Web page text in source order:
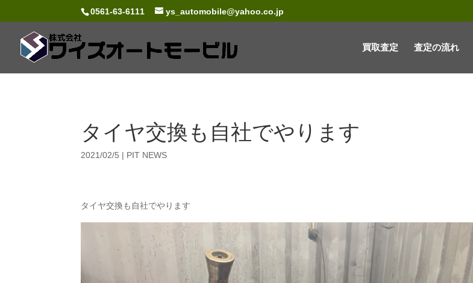
0561-63-6111 ys_automobile@yahoo.co.jp
買取査定 査定の流れ
タイヤ交換も自社でやります
2021/02/5 | PIT NEWS
タイヤ交換も自社でやります